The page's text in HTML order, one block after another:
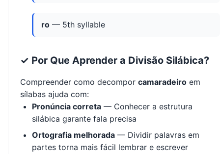
ro — 5th syllable
✓ Por Que Aprender a Divisão Silábica?
Compreender como decompor camaradeiro em
sílabas ajuda com:
Pronúncia correta — Conhecer a estrutura
silábica garante fala precisa
Ortografia melhorada — Dividir palavras em
partes torna mais fácil lembrar e escrever